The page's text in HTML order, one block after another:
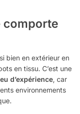
comporte
bien en extérieur en
en tissu. C’est une
d’expérience, car
environnements